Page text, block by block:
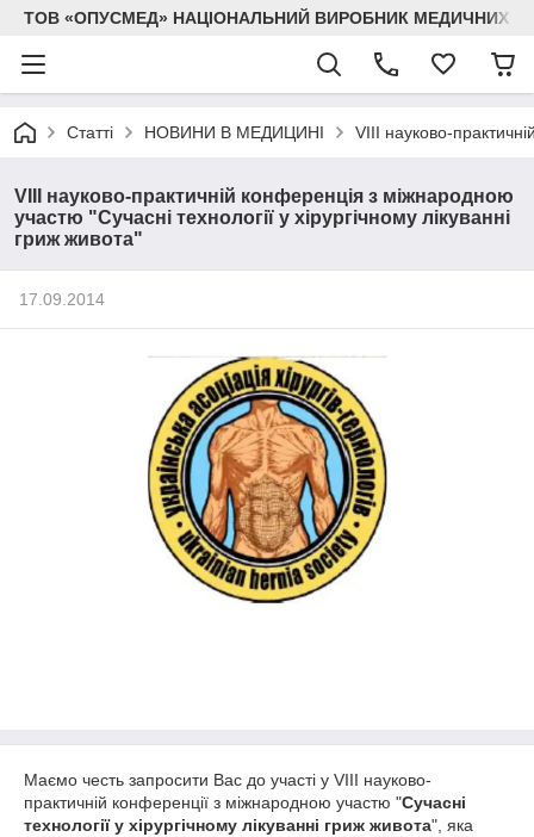
ТОВ «ОПУСМЕД» НАЦІОНАЛЬНИЙ ВИРОБНИК МЕДИЧНИХ
Статті НОВИНИ В МЕДИЦИНІ VIII науково-
VIII науково-практичній конференція з міжнародною
участю "Сучасні технології у хірургічному лікуванні
гриж живота"
17.09.2014
Маємо честь запросити Вас до участі у VIII науково-
практичній конференції з міжнародною участю "Сучасні
технології у хірургічному лікуванні гриж живота", яка